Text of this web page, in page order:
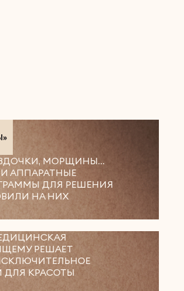
МОРЩИНЫ…
АППАРАТНЫЕ
ДЛЯ РЕШЕНИЯ
НА НИХ
РЕШАЕТ
ДЛЯ КРАСОТЫ